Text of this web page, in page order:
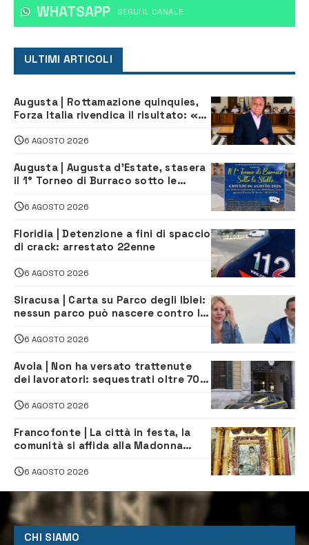
WHATSAPP ‎SEGUI IL CANALE
ULTIMI ARTICOLI
Augusta | Rottamazione quinquies,
Forza Italia rivendica il risultato: «La
6 AGOSTO 2026
Augusta | Augusta d’Estate, stasera
il 1° Torneo di Burraco sotto le
6 AGOSTO 2026
Floridia | Detenzione a fini di spaccio
di crack: arrestato 22enne
6 AGOSTO 2026
Siracusa | Carta su Parco degli Iblei:
nessun parco può nascere contro le
6 AGOSTO 2026
Avola | Non ha versato trattenute
dei lavoratori: sequestrati oltre 700
climatizzazione
6 AGOSTO 2026
Francofonte | La città in festa, la
comunità si affida alla Madonna
6 AGOSTO 2026
CHI SIAMO